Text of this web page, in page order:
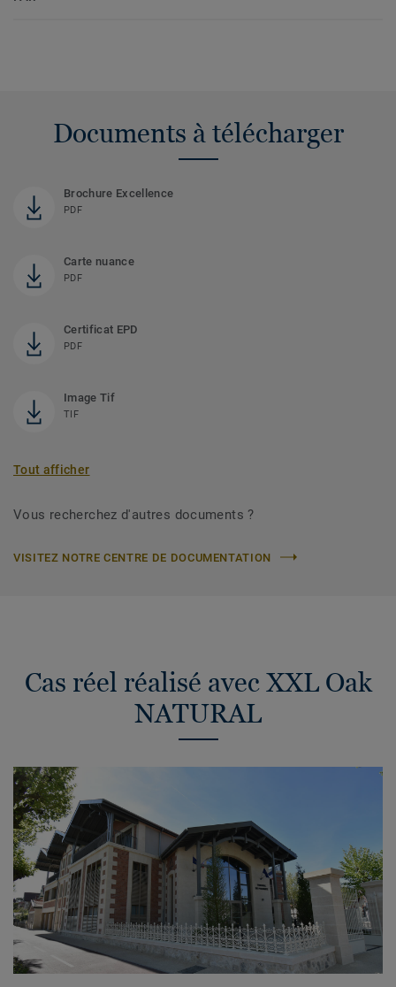
Documents à télécharger
Brochure Excellence
PDF
Carte nuance
PDF
Certificat EPD
PDF
Image Tif
TIF
Tout afficher
Vous recherchez d'autres documents ?
VISITEZ NOTRE CENTRE DE DOCUMENTATION
Cas réel réalisé avec XXL Oak
NATURAL